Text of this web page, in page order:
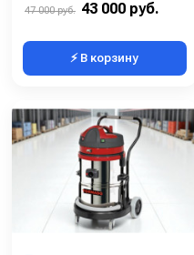
47 000 руб. 43 000 руб.
⚡ В корзину